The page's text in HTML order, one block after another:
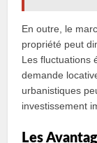
En outre, le
propriété peut
Les fluctuations
demande
urbanistiques
investissement
Les